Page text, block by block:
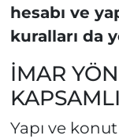
hesabı ve
kuralları da
İMAR
Yapı ve